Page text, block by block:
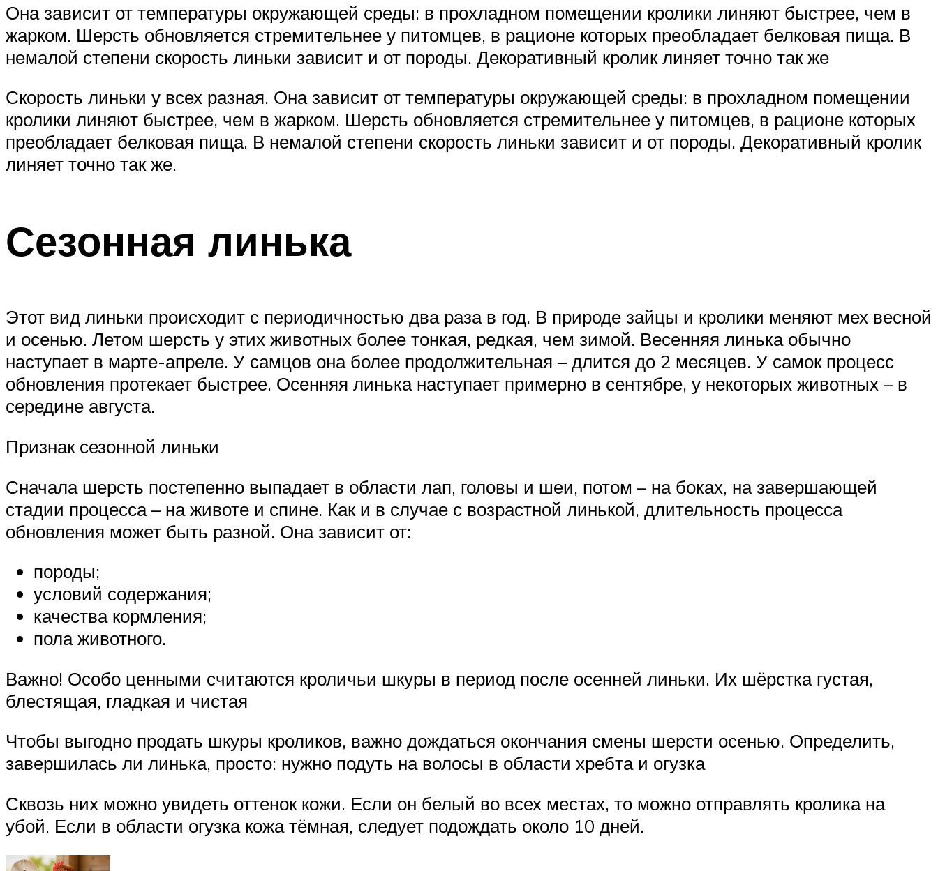
Она зависит от температуры окружающей среды: в прохладном помещении кролики линяют быстрее, чем в
жарком. Шерсть обновляется стремительнее у питомцев, в рационе которых преобладает белковая пища. В
немалой степени скорость линьки зависит и от породы. Декоративный кролик линяет точно так же
Скорость линьки у всех разная. Она зависит от температуры окружающей среды: в прохладном помещении
кролики линяют быстрее, чем в жарком. Шерсть обновляется стремительнее у питомцев, в рационе которых
преобладает белковая пища. В немалой степени скорость линьки зависит и от породы. Декоративный кролик
линяет точно так же.
Сезонная линька
Этот вид линьки происходит с периодичностью два раза в год. В природе зайцы и кролики меняют мех весной
и осенью. Летом шерсть у этих животных более тонкая, редкая, чем зимой. Весенняя линька обычно
наступает в марте-апреле. У самцов она более продолжительная – длится до 2 месяцев. У самок процесс
обновления протекает быстрее. Осенняя линька наступает примерно в сентябре, у некоторых животных – в
середине августа.
Признак сезонной линьки
Сначала шерсть постепенно выпадает в области лап, головы и шеи, потом – на боках, на завершающей
стадии процесса – на животе и спине. Как и в случае с возрастной линькой, длительность процесса
обновления может быть разной. Она зависит от:
породы;
условий содержания;
качества кормления;
пола животного.
Важно! Особо ценными считаются кроличьи шкуры в период после осенней линьки. Их шёрстка густая,
блестящая, гладкая и чистая
Чтобы выгодно продать шкуры кроликов, важно дождаться окончания смены шерсти осенью. Определить,
завершилась ли линька, просто: нужно подуть на волосы в области хребта и огузка
Сквозь них можно увидеть оттенок кожи. Если он белый во всех местах, то можно отправлять кролика на
убой. Если в области огузка кожа тёмная, следует подождать около 10 дней.